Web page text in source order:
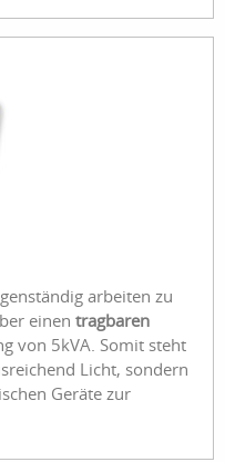
arbeiten zu
einen tragbaren
von 5kVA. Somit steht
Licht, sondern
Geräte zur